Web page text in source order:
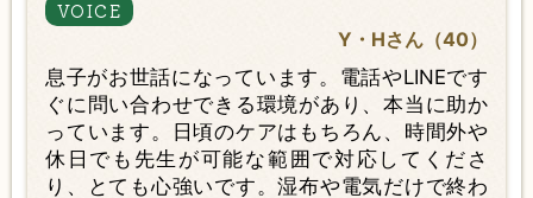
Y・Hさん（40）
息子がお世話になっています。電話やLINEです
ぐに問い合わせできる環境があり、本当に助か
っています。日頃のケアはもちろん、時間外や
休日でも先生が可能な範囲で対応してくださ
り、とても心強いです。湿布や電気だけで終わ